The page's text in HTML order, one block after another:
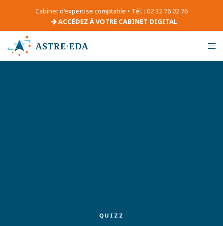
Cabinet d’expertise comptable • Tél. : 02 32 76 02 76
ACCÉDEZ À VOTRE CABINET DIGITAL
QUIZZ